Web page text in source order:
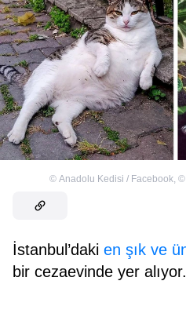
© Anadolu Kedisi / Facebook, ©
İstanbul’daki en şık ve
bir cezaevinde yer alıyor.